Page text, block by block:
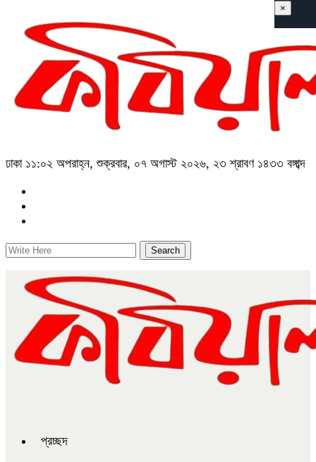
ঢাকা ১১:০২ অপরাহ্ন, শুক্রবার, ০৭ অগাস্ট ২০২৬, ২৩ শ্রাবণ ১৪৩৩ বঙ্গাব্দ
প্রচ্ছদ
×